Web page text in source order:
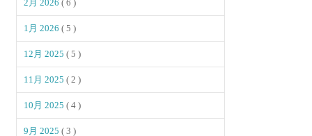
2月 2026( 6 )
1月 2026( 5 )
12月 2025( 5 )
11月 2025( 2 )
10月 2025( 4 )
9月 2025( 3 )